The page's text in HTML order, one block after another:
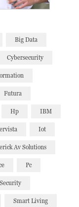
Big Data
Cybersecurity
Futura
Hp IBM
Iot
Av Solutions
Pc
Security
Smart Living